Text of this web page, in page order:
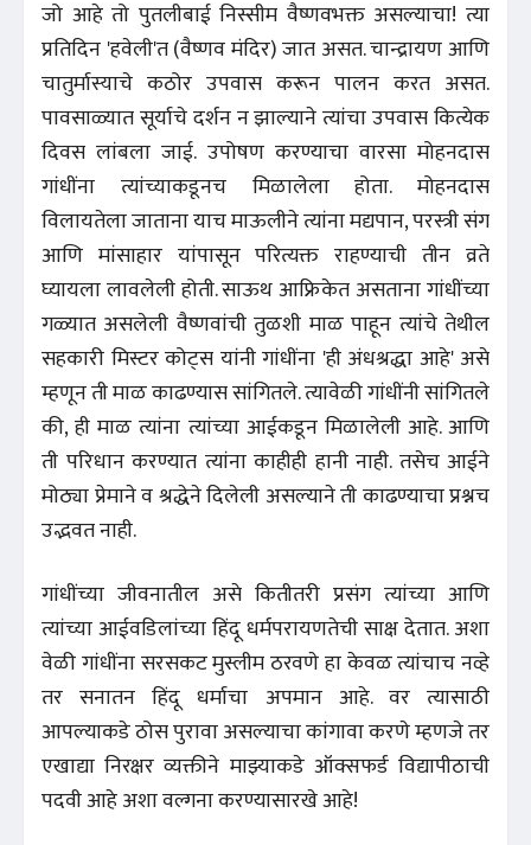
जो आहे तो पुतलीबाई निस्सीम वैष्णवभक्त असल्याचा! त्या
प्रतिदिन 'हवेली'त (वैष्णव मंदिर) जात असत. चान्द्रायण आणि
चातुर्मास्याचे कठोर उपवास करून पालन करत असत.
पावसाळ्यात सूर्याचे दर्शन न झाल्याने त्यांचा उपवास कित्येक
दिवस लांबला जाई. उपोषण करण्याचा वारसा मोहनदास
गांधींना त्यांच्याकडूनच मिळालेला होता. मोहनदास
विलायतेला जाताना याच माऊलीने त्यांना मद्यपान, परस्त्री संग
आणि मांसाहार यांपासून परित्यक्त राहण्याची तीन व्रते
घ्यायला लावलेली होती. साऊथ आफ्रिकेत असताना गांधींच्या
गळ्यात असलेली वैष्णवांची तुळशी माळ पाहून त्यांचे तेथील
सहकारी मिस्टर कोट्स यांनी गांधींना 'ही अंधश्रद्धा आहे' असे
म्हणून ती माळ काढण्यास सांगितले. त्यावेळी गांधींनी सांगितले
की, ही माळ त्यांना त्यांच्या आईकडून मिळालेली आहे. आणि
ती परिधान करण्यात त्यांना काहीही हानी नाही. तसेच आईने
मोठ्या प्रेमाने व श्रद्धेने दिलेली असल्याने ती काढण्याचा प्रश्नच
उद्भवत नाही.
गांधींच्या जीवनातील असे कितीतरी प्रसंग त्यांच्या आणि
त्यांच्या आईवडिलांच्या हिंदू धर्मपरायणतेची साक्ष देतात. अशा
वेळी गांधींना सरसकट मुस्लीम ठरवणे हा केवळ त्यांचाच नव्हे
तर सनातन हिंदू धर्माचा अपमान आहे. वर त्यासाठी
आपल्याकडे ठोस पुरावा असल्याचा कांगावा करणे म्हणजे तर
एखाद्या निरक्षर व्यक्तीने माझ्याकडे ऑक्सफर्ड विद्यापीठाची
पदवी आहे अशा वल्गना करण्यासारखे आहे!